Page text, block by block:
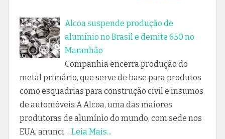
Alcoa suspende produção de
alumínio no Brasil e demite 650 no
Maranhão
Companhia encerra produção do
metal primário, que serve de base para produtos
como esquadrias para construção civil e insumos
de automóveis A Alcoa, uma das maiores
produtoras de alumínio do mundo, com sede nos
EUA, anunci… Leia Mais...